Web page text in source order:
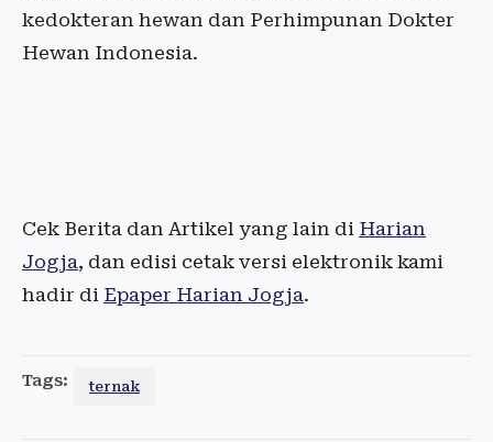
kedokteran hewan dan Perhimpunan Dokter
Hewan Indonesia.
Cek Berita dan Artikel yang lain di Harian
Jogja, dan edisi cetak versi elektronik kami
hadir di Epaper Harian Jogja.
Tags: ternak